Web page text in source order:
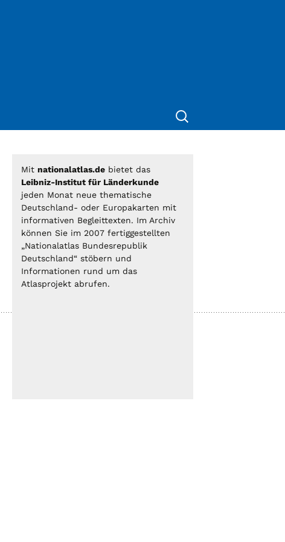
Suche
nach:
Mit nationalatlas.de bietet das
Leibniz-Institut für Länderkunde
jeden Monat neue thematische
Deutschland- oder Europakarten mit
informativen Begleittexten. Im Archiv
können Sie im 2007 fertiggestellten
„Nationalatlas Bundesrepublik
Deutschland“ stöbern und
Informationen rund um das
Atlasprojekt abrufen.